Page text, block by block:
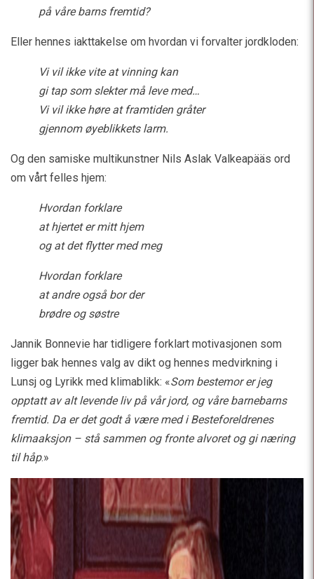
på våre barns fremtid?
Eller hennes iakttakelse om hvordan vi forvalter jordkloden:
Vi vil ikke vite at vinning kan
gi tap som slekter må leve med…
Vi vil ikke høre at framtiden gråter
gjennom øyeblikkets larm.
Og den samiske multikunstner Nils Aslak Valkeapääs ord
om vårt felles hjem:
Hvordan forklare
at hjertet er mitt hjem
og at det flytter med meg
Hvordan forklare
at andre også bor der
brødre og søstre
Jannik Bonnevie har tidligere forklart motivasjonen som
ligger bak hennes valg av dikt og hennes medvirkning i
Lunsj og Lyrikk med klimablikk: «Som bestemor er jeg
opptatt av alt levende liv på vår jord, og våre barnebarns
fremtid. Da er det godt å være med i Besteforeldrenes
klimaaksjon – stå sammen og fronte alvoret og gi næring
til håp.»